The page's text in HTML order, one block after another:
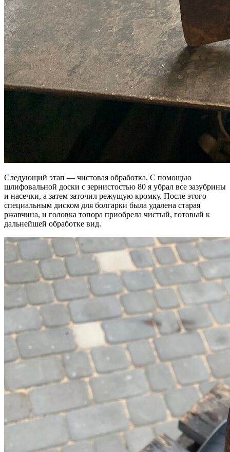
Следующий этап — чистовая обработка. С помощью
шлифовальной доски с зернистостью 80 я убрал все зазубрины
и насечки, а затем заточил режущую кромку. После этого
специальным диском для болгарки была удалена старая
ржавчина, и головка топора приобрела чистый, готовый к
дальнейшей обработке вид.